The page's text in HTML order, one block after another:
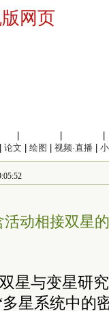
网页
论文 绘图 视频·直播
动相接双星
星与变星研
星系统中的